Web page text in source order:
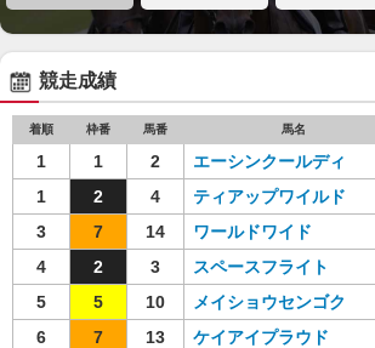
競走成績
着順 枠番 馬番 馬名
1 1 2 エーシンクールディ
1
2 4 ティアップワイルド
3
7 14 ワールドワイド
4
2 3 スペースフライト
5
5 10 メイショウセンゴク
6
7 13 ケイアイプラウド